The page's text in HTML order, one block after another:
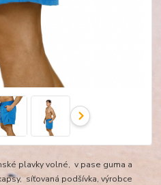
plavky volné, v pase guma a
síťovaná podšívka, výrobce